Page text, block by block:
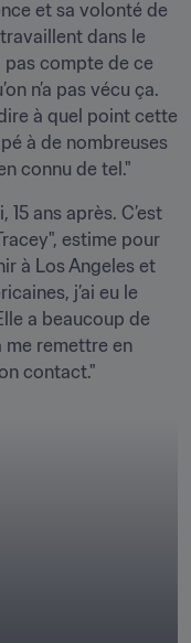
et sa volonté de
dans le
compte de ce
n’a pas vécu ça.
à quel point cette
à de nombreuses
connu de tel."
ans après. C’est
estime pour
à Los Angeles et
j’ai eu le
a beaucoup de
me remettre en
contact."